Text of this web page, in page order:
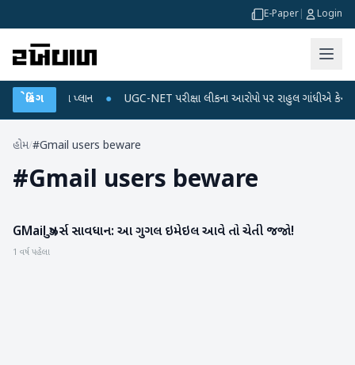
E-Paper Login
બ્રેકિંગ
અને ડેટા પ્લાન ● UGC-NET પરીક્ષા લીકના આરોપો પર રાહુલ ગાંધીએ કેન્દ્ર પર
હોમ/#Gmail users beware
#Gmail users beware
ગેજેટ
GMail યુઝર્સ સાવધાન: આ ગુગલ ઇમેઇલ આવે તો ચેતી જજો!
1 વર્ષ પહેલા